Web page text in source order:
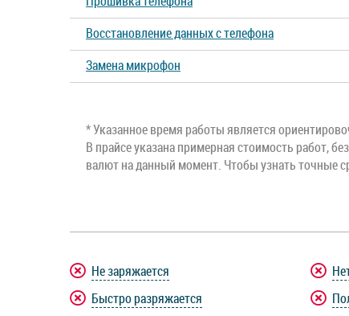
Восстановление данных с телефона
Замена микрофон
* Указанное время работы является
В прайсе указана примерная стоимость работ,
валют на данный момент. Чтобы узнать точные
Не заряжается
Быстро разряжается